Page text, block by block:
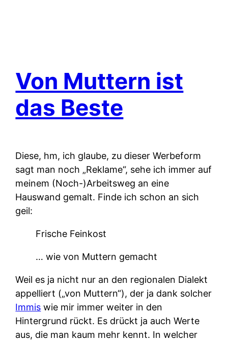
Von Muttern ist
das Beste
Diese, hm, ich glaube, zu dieser Werbeform
sagt man noch „Reklame“, sehe ich immer auf
meinem (Noch-)Arbeitsweg an eine
Hauswand gemalt. Finde ich schon an sich
geil:
Frische Feinkost
… wie von Muttern gemacht
Weil es ja nicht nur an den regionalen Dialekt
appelliert („von Muttern“), der ja dank solcher
Immis wie mir immer weiter in den
Hintergrund rückt. Es drückt ja auch Werte
aus, die man kaum mehr kennt. In welcher